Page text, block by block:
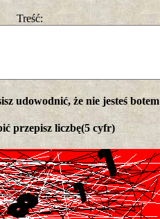
Treść:
udowodnić, że nie jesteś botem
przepisz liczbę(5 cyfr)